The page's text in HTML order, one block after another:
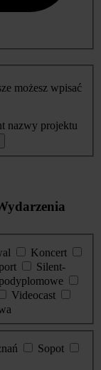
możesz wpisać
nazwy projektu
Koncert
Silent-
Videocast
Sopot